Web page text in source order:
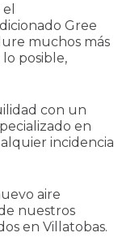
Gree
muchos más
posible,
con un
en
incidencia
aire
nuestros
en Villatobas.